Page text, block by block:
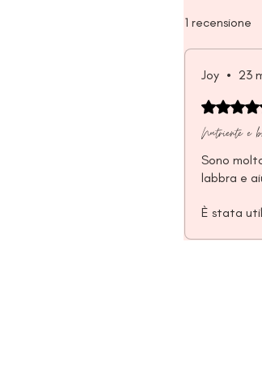
1 recensione
Joy • 23
Nutriente e
Sono
labbra e
È stata